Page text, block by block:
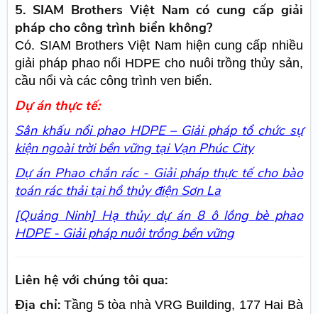
5. SIAM Brothers Việt Nam có cung cấp giải
pháp cho công trình biển không?
Có. SIAM Brothers Việt Nam hiện cung cấp nhiều
giải pháp phao nổi HDPE cho nuôi trồng thủy sản,
cầu nổi và các công trình ven biển.
Dự án thực tế:
Sân khấu nổi phao HDPE – Giải pháp tổ chức sự
kiện ngoài trời bền vững tại Vạn Phúc City
Dự án Phao chắn rác - Giải pháp thực tế cho bào
toán rác thải tại hồ thủy điện Sơn La
[Quảng Ninh] Hạ thủy dự án 8 ô lồng bè phao
HDPE - Giải pháp nuôi trồng bền vững
Liên hệ với chúng tôi qua:
Địa chỉ:Tầng 5 tòa nhà VRG Building, 177 Hai Bà